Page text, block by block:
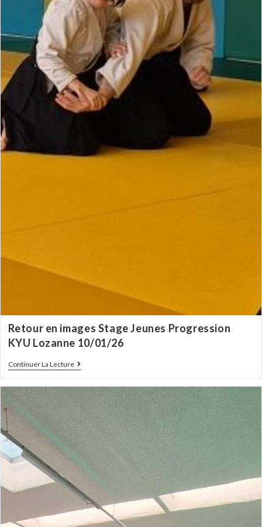
Retour en images Stage Jeunes Progression
KYU Lozanne 10/01/26
Continuer La Lecture